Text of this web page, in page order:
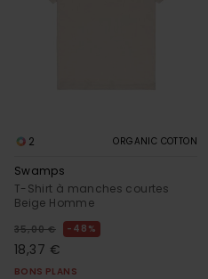
2 ORGANIC COTTON
Swamps
T-Shirt à manches courtes
Beige Homme
35,00 € 48%
18,37 €
BONS PLANS